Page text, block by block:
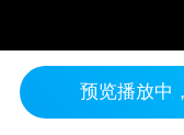
预览播放中